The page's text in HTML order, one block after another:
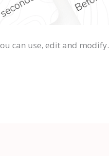
can use, edit and modify.